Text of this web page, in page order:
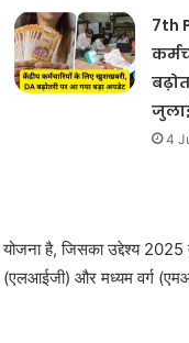
7th
4
योजना है, जिसका उद्देश्य
और मध्यम वर्ग